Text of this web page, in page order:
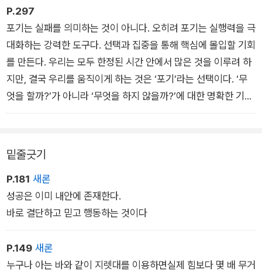
는 메일 회신, 불필요한 회의 참여, 누군가의 부탁과 같은 것들로
하루를 채운다면 시간이 흘러 무엇이 남아 있겠는가?
― ‘PART 4. 습관의 힘’
P.297
포기는 실패를 의미하는 것이 아니다. 오히려 포기는 실행력을 극
대화하는 강력한 도구다. 선택과 집중을 통해 핵심에 몰입할 기회
를 만든다. 우리는 모두 한정된 시간 안에서 많은 것을 이루려 하
지만, 결국 우리를 움직이게 하는 것은 ‘포기’라는 선택이다. ‘무
엇을 할까?’가 아니라 ‘무엇을 하지 않을까?’에 대한 명확한 기준
이 있어야만 실행력을 진정으로 높일 수 있다. 성공은 무언가를
― ‘PART 5. 실행의 힘’
밑줄긋기
P.181 새론
성공은 이미 내안에 존재한다.
바로 결단하고 믿고 행동하는 것이다
P.149 새론
누구나 아는 바와 같이 지렛대를 이용하면실제 힘보다 몇 배 무거